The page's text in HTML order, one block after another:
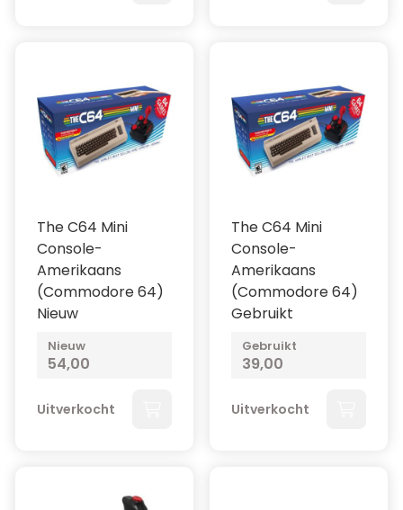
The C64 Mini
Console-
Amerikaans
(Commodore 64)
Nieuw
Nieuw
54,00
Uitverkocht
The C64 Mini
Console-
Amerikaans
(Commodore 64)
Gebruikt
Gebruikt
39,00
Uitverkocht